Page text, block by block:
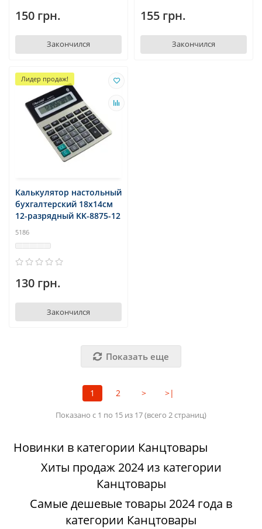
150 грн.
Закончился
155 грн.
Закончился
Лидер продаж!
Калькулятор настольный
бухгалтерский 18х14см
12-разрядный KK-8875-12
5186
130 грн.
Закончился
Показать еще
1 2 > >|
Показано с 1 по 15 из 17 (всего 2 страниц)
Новинки в категории Канцтовары
Хиты продаж 2024 из категории
Канцтовары
Самые дешевые товары 2024 года в
категории Канцтовары